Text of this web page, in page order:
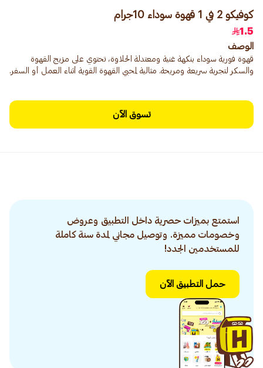
كوفيكو 2 في 1 قهوة سوداء 10جرام
1.5
الوصف
قهوة فورية سوداء بنكهة غنية ومعتدلة الحلاوة، تحتوي على مزيج القهوة
والسكر لتجربة سريعة ومريحة. مثالية لمحبي القهوة القوية أثناء العمل أو السفر.
تسوق الآن
استمتع بميزات حصرية داخل التطبيق وعروض
وخصومات مميزة. وتوصيل مجاني لمدة سنة كاملة
للمستخدمين الجدد!
حمل التطبيق الآن